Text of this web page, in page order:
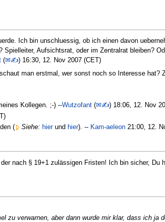
Ich bin unschluessig, ob ich einen davon
Aufsichtsrat, oder im Zentralrat bleiben?
(✉✍) 16:30, 12. Nov 2007 (CET)
man erstmal, wer sonst noch so Interesse hat?
Kollegen. ;-) --Wutzofant (✉✍) 18:06, 12. Nov
(
Siehe: hierund hier). -- Kam-aeleon 21:00, 12.
nach § 19+1 zulässigen Fristen! Ich bin sicher, Du
verwarnen, aber dann wurde mir klar, dass ich ja